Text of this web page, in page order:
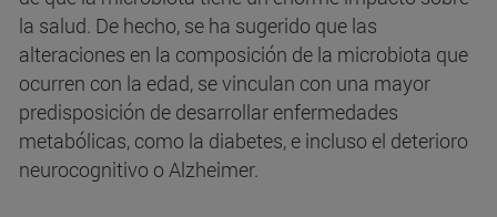
la salud. De hecho, se ha sugerido que las
alteraciones en la composición de la microbiota que
ocurren con la edad, se vinculan con una mayor
predisposición de desarrollar enfermedades
metabólicas, como la diabetes, e incluso el deterioro
neurocognitivo o Alzheimer.